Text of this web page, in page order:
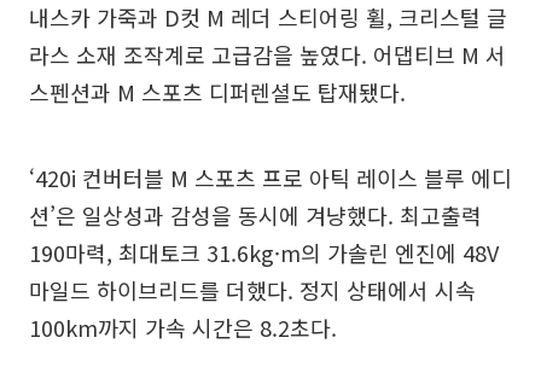
내스카 가죽과 D컷 M 레더 스티어링 휠, 크리스털 글
라스 소재 조작계로 고급감을 높였다. 어댑티브 M 서
스펜션과 M 스포츠 디퍼렌셜도 탑재됐다.
‘420i 컨버터블 M 스포츠 프로 아틱 레이스 블루 에디
션’은 일상성과 감성을 동시에 겨냥했다. 최고출력
190마력, 최대토크 31.6kg·m의 가솔린 엔진에 48V
마일드 하이브리드를 더했다. 정지 상태에서 시속
100km까지 가속 시간은 8.2초다.